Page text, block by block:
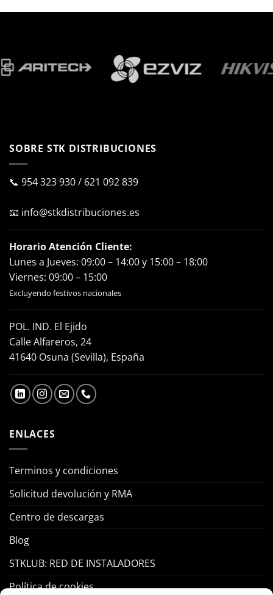
SOBRE STK DISTRIBUCIONES
📞 954 323 930/ 621 092 839
📧 info@stkdistribuciones.es
Horario Atención Cliente:
Lunes a Jueves: 09:00 – 14:00 y 15:00 – 18:00
Viernes: 09:00 – 15:00
Excluyendo festivos nacionales
POL. IND. El Ejido
Calle Alfareros, 24
41640 Osuna (Sevilla), España
ENLACES
Terminos y condiciones
Solicitud devolución y RMA
Centro de descargas
Blog
STKLUB: RED DE INSTALADORES
Política de cookies